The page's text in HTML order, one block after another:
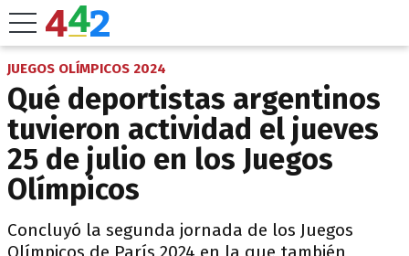
JUEGOS OLÍMPICOS 2024
Qué deportistas argentinos
tuvieron actividad el jueves
25 de julio en los Juegos
Olímpicos
Concluyó la segunda jornada de los Juegos